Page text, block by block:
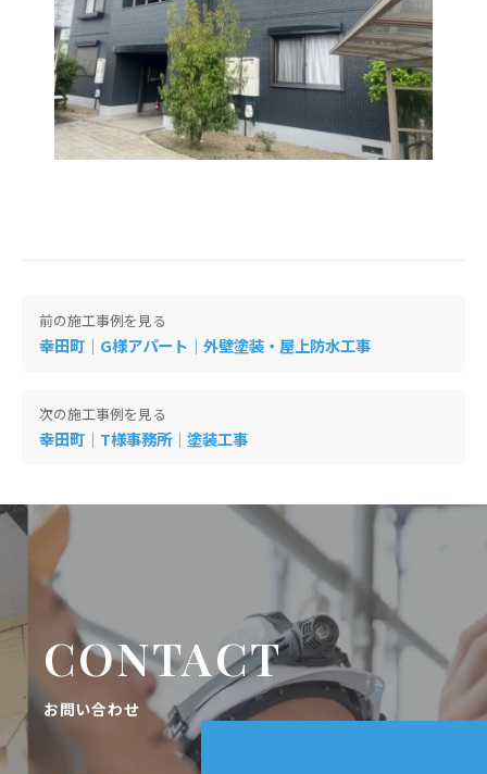
前の施工事例を見る
幸田町｜G様アパート｜外壁塗装・屋上防水工事
次の施工事例を見る
幸田町｜T様事務所｜塗装工事
CONTACT
お問い合わせ